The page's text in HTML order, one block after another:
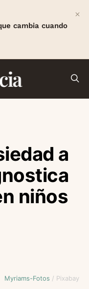
cambia cuando
×
a
niños
Myriams-Fotos / Pixabay